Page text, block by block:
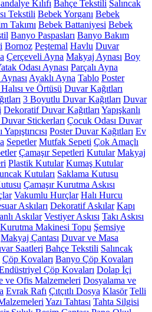
Kılıfı Bahçe Tekstili Salıncak
Tekstili Bebek Yorganı Bebek
Takımı Bebek Battaniyesi Bebek
Banyo Paspasları Banyo Bakım
Bornoz Peştemal Havlu Duvar
Çerçeveli Ayna Makyaj Aynası Boy
Odası Aynası Parçalı Ayna
Ayaklı Ayna Tablo Poster
ve Örtüsü Duvar Kağıtları
3 Boyutlu Duvar Kağıtları Duvar
Dekoratif Duvar Kağıtları Yapışkanlı
Stickerları Çocuk Odası Duvar
Poster Duvar Kağıtları Ev
Sepetler Mutfak Sepeti Çok Amaçlı
Çamaşır Sepetleri Kutular Makyaj
Plastik Kutular Kumaş Kutular
Kutuları Saklama Kutusu
Çamaşır Kurutma Askısı
Vakumlu Hurçlar Halı Hurcu
Askıları Dekoratif Askılar Kapı
Askılar Vestiyer Askısı Takı Askısı
Kurutma Makinesi Topu Şemsiye
Makyaj Çantası Duvar ve Masa
Saatleri Bahçe Tekstili Salıncak
Çöp Kovaları Banyo Çöp Kovaları
Çöp Kovaları Dolap İçi
ve Ofis Malzemeleri Dosyalama ve
Evrak Rafı Çıtçıtlı Dosya Klasör Telli
Yazı Tahtası Tahta Silgisi